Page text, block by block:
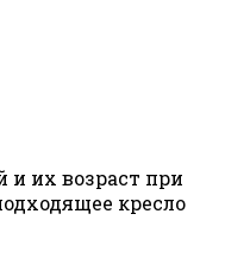
и их возраст при
кресло